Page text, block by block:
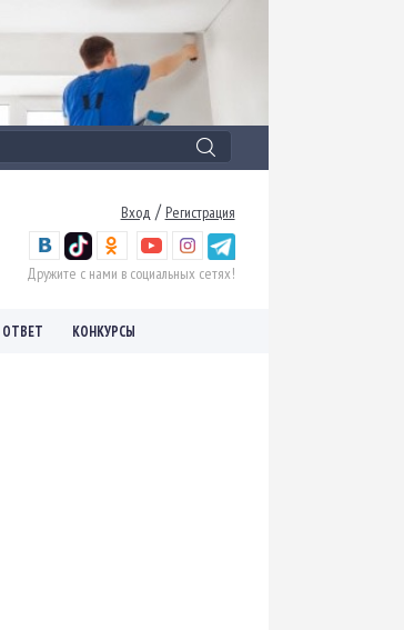
Вход / Регистрация
Дружите с нами в социальных сетях!
ОТВЕТ КОНКУРСЫ